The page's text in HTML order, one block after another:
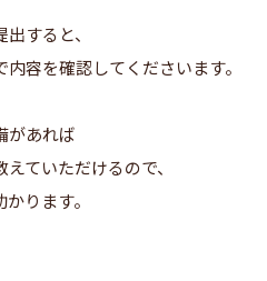
すると、
内容を確認してくださいます。
があれば
えていただけるので、
かります。